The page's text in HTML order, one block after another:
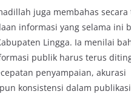
juga membahas secara
informasi yang selama ini
Lingga. Ia menilai
publik harus terus
penyampaian, akurasi
konsistensi dalam